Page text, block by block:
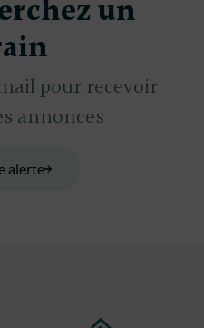
un
pour recevoir
annonces
alerte